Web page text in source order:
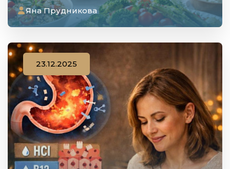
Яна Прудникова
23.12.2025